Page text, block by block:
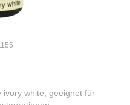
white, geeignet für